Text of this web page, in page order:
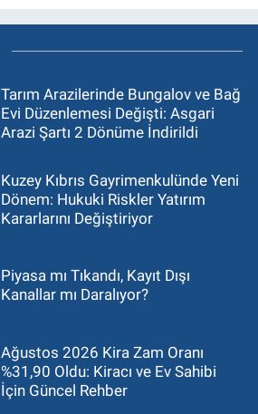
Tarım Arazilerinde Bungalov ve Bağ
Evi Düzenlemesi Değişti: Asgari
Arazi Şartı 2 Dönüme İndirildi
Kuzey Kıbrıs Gayrimenkulünde Yeni
Dönem: Hukuki Riskler Yatırım
Kararlarını Değiştiriyor
Piyasa mı Tıkandı, Kayıt Dışı
Kanallar mı Daralıyor?
Ağustos 2026 Kira Zam Oranı
%31,90 Oldu: Kiracı ve Ev Sahibi
İçin Güncel Rehber